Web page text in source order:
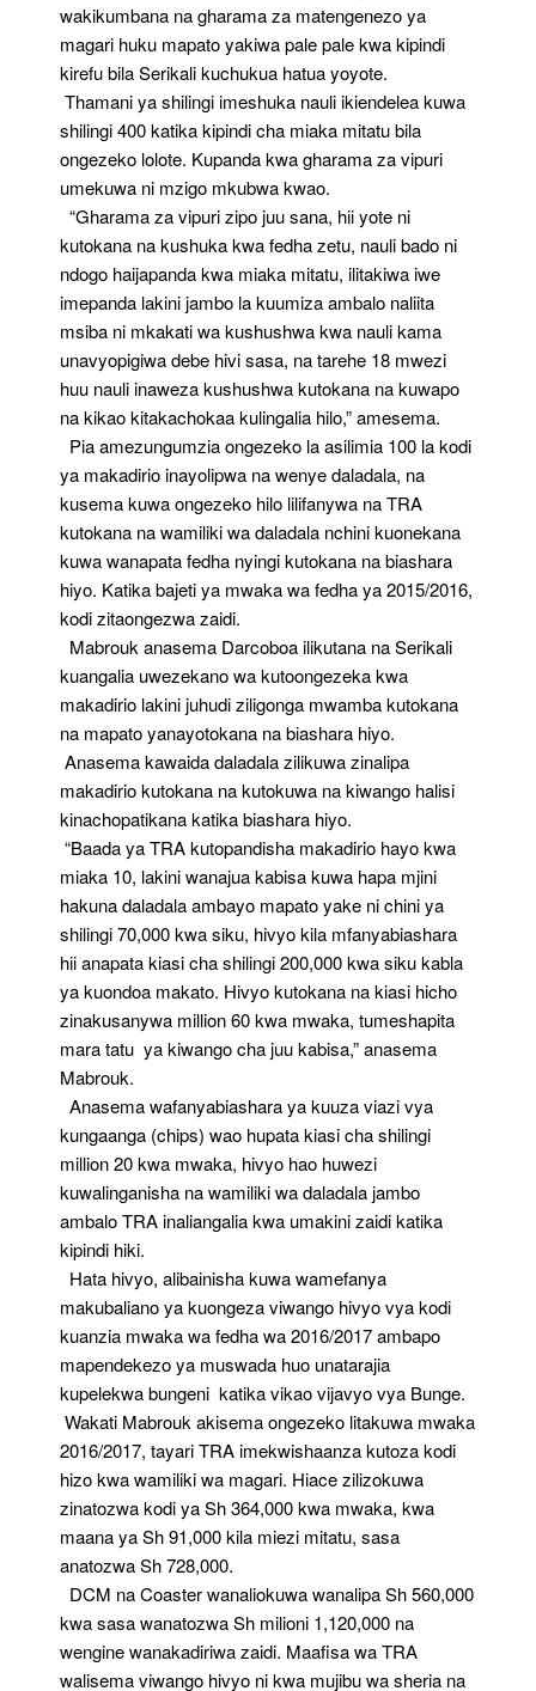
wakikumbana na gharama za matengenezo ya
magari huku mapato yakiwa pale pale kwa kipindi
kirefu bila Serikali kuchukua hatua yoyote.
Thamani ya shilingi imeshuka nauli ikiendelea kuwa
shilingi 400 katika kipindi cha miaka mitatu bila
ongezeko lolote. Kupanda kwa gharama za vipuri
umekuwa ni mzigo mkubwa kwao.
“Gharama za vipuri zipo juu sana, hii yote ni
kutokana na kushuka kwa fedha zetu, nauli bado ni
ndogo haijapanda kwa miaka mitatu, ilitakiwa iwe
imepanda lakini jambo la kuumiza ambalo naliita
msiba ni mkakati wa kushushwa kwa nauli kama
unavyopigiwa debe hivi sasa, na tarehe 18 mwezi
huu nauli inaweza kushushwa kutokana na kuwapo
na kikao kitakachokaa kulingalia hilo,” amesema.
Pia amezungumzia ongezeko la asilimia 100 la kodi
ya makadirio inayolipwa na wenye daladala, na
kusema kuwa ongezeko hilo lilifanywa na TRA
kutokana na wamiliki wa daladala nchini kuonekana
kuwa wanapata fedha nyingi kutokana na biashara
hiyo. Katika bajeti ya mwaka wa fedha ya 2015/2016,
kodi zitaongezwa zaidi.
Mabrouk anasema Darcoboa ilikutana na Serikali
kuangalia uwezekano wa kutoongezeka kwa
makadirio lakini juhudi ziligonga mwamba kutokana
na mapato yanayotokana na biashara hiyo.
Anasema kawaida daladala zilikuwa zinalipa
makadirio kutokana na kutokuwa na kiwango halisi
kinachopatikana katika biashara hiyo.
“Baada ya TRA kutopandisha makadirio hayo kwa
miaka 10, lakini wanajua kabisa kuwa hapa mjini
hakuna daladala ambayo mapato yake ni chini ya
shilingi 70,000 kwa siku, hivyo kila mfanyabiashara
hii anapata kiasi cha shilingi 200,000 kwa siku kabla
ya kuondoa makato. Hivyo kutokana na kiasi hicho
zinakusanywa million 60 kwa mwaka, tumeshapita
mara tatu ya kiwango cha juu kabisa,” anasema
Mabrouk.
Anasema wafanyabiashara ya kuuza viazi vya
kungaanga (chips) wao hupata kiasi cha shilingi
million 20 kwa mwaka, hivyo hao huwezi
kuwalinganisha na wamiliki wa daladala jambo
ambalo TRA inaliangalia kwa umakini zaidi katika
kipindi hiki.
Hata hivyo, alibainisha kuwa wamefanya
makubaliano ya kuongeza viwango hivyo vya kodi
kuanzia mwaka wa fedha wa 2016/2017 ambapo
mapendekezo ya muswada huo unatarajia
kupelekwa bungeni katika vikao vijavyo vya Bunge.
Wakati Mabrouk akisema ongezeko litakuwa mwaka
2016/2017, tayari TRA imekwishaanza kutoza kodi
hizo kwa wamiliki wa magari. Hiace zilizokuwa
zinatozwa kodi ya Sh 364,000 kwa mwaka, kwa
maana ya Sh 91,000 kila miezi mitatu, sasa
anatozwa Sh 728,000.
DCM na Coaster wanaliokuwa wanalipa Sh 560,000
kwa sasa wanatozwa Sh milioni 1,120,000 na
wengine wanakadiriwa zaidi. Maafisa wa TRA
walisema viwango hivyo ni kwa mujibu wa sheria na